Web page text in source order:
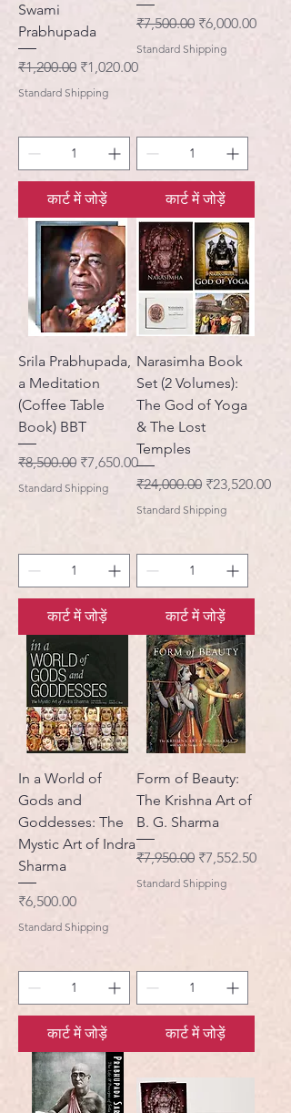
Swami
Prabhupada
नियमित मूल्य
₹1,200.00 बिक्री मूल्य
₹1,020.00
Standard Shipping
कार्ट में जोड़ें
नियमित मूल्य
₹7,500.00 बिक्री मूल्य
₹6,000.00
Standard Shipping
कार्ट में जोड़ें
Srila Prabhupada,
a Meditation
(Coffee Table
Book) BBT
नियमित मूल्य
₹8,500.00 बिक्री मूल्य
₹7,650.00
Standard Shipping
कार्ट में जोड़ें
Narasimha Book
Set (2 Volumes):
The God of Yoga
& The Lost
Temples
नियमित मूल्य
₹24,000.00 बिक्री मूल्य
₹23,520.00
Standard Shipping
कार्ट में जोड़ें
In a World of
Gods and
Goddesses: The
Mystic Art of Indra
Sharma
मूल्य
₹6,500.00
Standard Shipping
कार्ट में जोड़ें
Form of Beauty:
The Krishna Art of
B. G. Sharma
नियमित मूल्य
₹7,950.00 बिक्री मूल्य
₹7,552.50
Standard Shipping
कार्ट में जोड़ें